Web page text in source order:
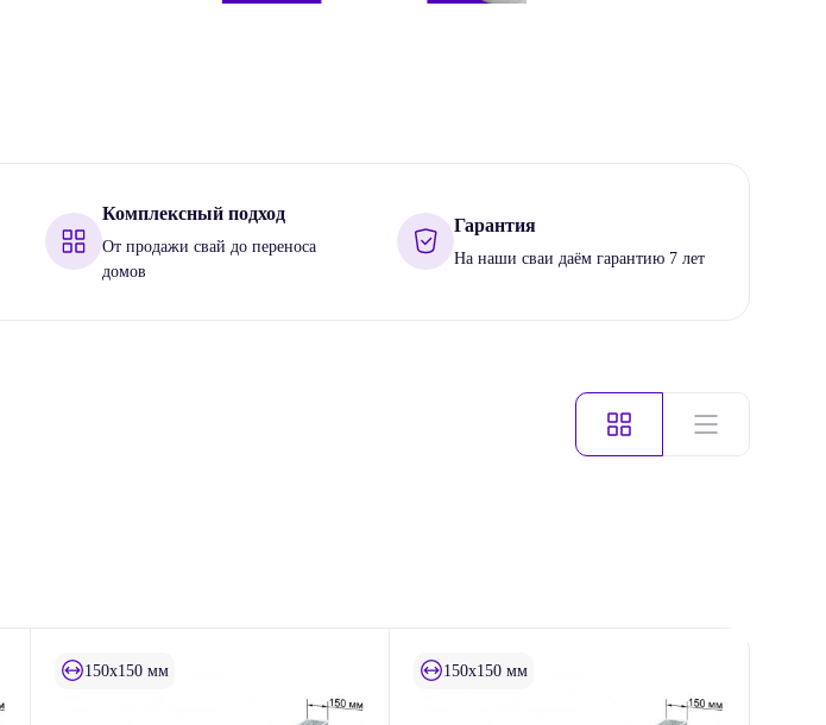
Комплексный подход
От продажи свай до переноса
домов
Гарантия
На наши сваи даём гарантию 7 лет
150x150 мм 150x150 мм